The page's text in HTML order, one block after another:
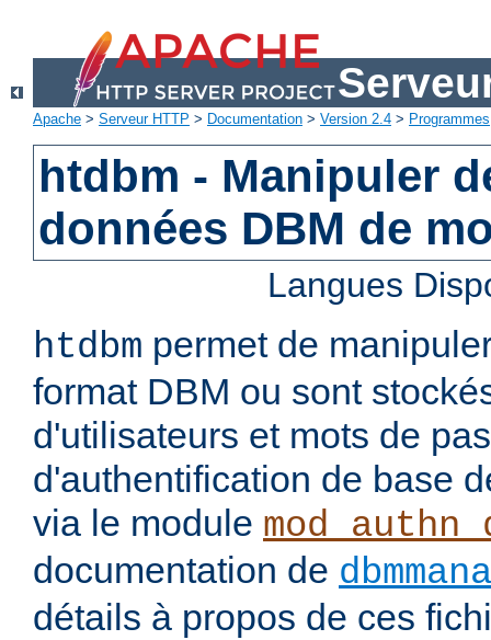
Apache > Serveur HTTP > Documentation > Version 2.4 > Programmes
htdbm - Manipuler
données DBM de
Langues
htdbm permet de
format DBM ou sont
d'utilisateurs et mots de
d'authentification de base
via le module
documentation de
détails à propos de ces